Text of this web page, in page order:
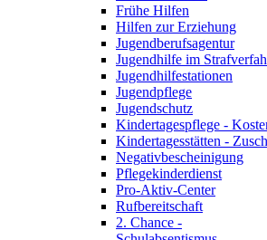
Frühe Hilfen
Hilfen zur Erziehung
Jugendberufsagentur
Jugendhilfe im
Jugendhilfestationen
Jugendpflege
Jugendschutz
Kindertagespflege -
Kindertagesstätten -
Negativbescheinigung
Pflegekinderdienst
Pro-Aktiv-Center
Rufbereitschaft
2. Chance -